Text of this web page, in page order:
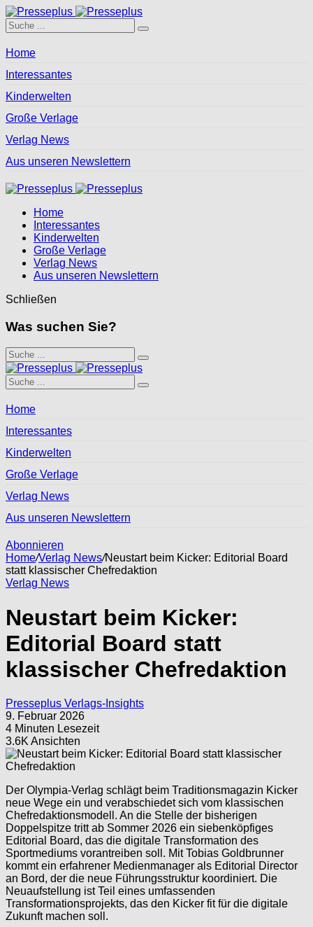
Home
Interessantes
Kinderwelten
Große Verlage
Verlag News
Aus unseren Newslettern
Home
Interessantes
Kinderwelten
Große Verlage
Verlag News
Aus unseren Newslettern
Schließen
Was suchen Sie?
Home
Interessantes
Kinderwelten
Große Verlage
Verlag News
Aus unseren Newslettern
Abonnieren
Home/Verlag News/Neustart beim Kicker: Editorial Board
statt klassischer Chefredaktion
Verlag News
Neustart beim Kicker:
Editorial Board statt
klassischer Chefredaktion
Presseplus Verlags-Insights
9. Februar 2026
4 Minuten Lesezeit
3.6K Ansichten
Der Olympia-Verlag schlägt beim Traditionsmagazin Kicker
neue Wege ein und verabschiedet sich vom klassischen
Chefredaktionsmodell. An die Stelle der bisherigen
Doppelspitze tritt ab Sommer 2026 ein siebenköpfiges
Editorial Board, das die digitale Transformation des
Sportmediums vorantreiben soll. Mit Tobias Goldbrunner
kommt ein erfahrener Medienmanager als Editorial Director
an Bord, der die neue Führungsstruktur koordiniert. Die
Neuaufstellung ist Teil eines umfassenden
Transformationsprojekts, das den Kicker fit für die digitale
Zukunft machen soll.